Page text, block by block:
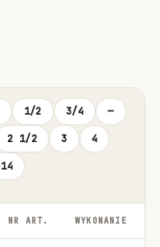
1/2 3/4 —
2 1/2 3 4
14
NR ART. WYKONANIE